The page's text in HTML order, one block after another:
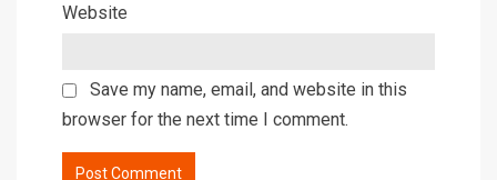
Website
Save my name, email, and website in this
browser for the next time I comment.